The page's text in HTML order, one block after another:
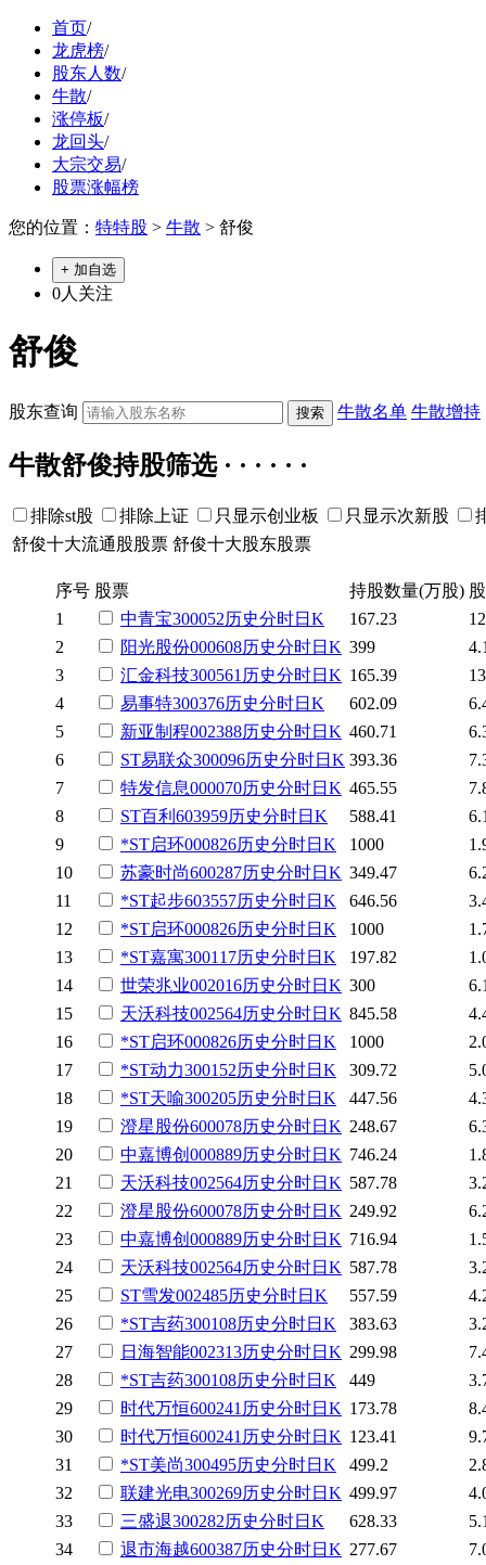
首页/
龙虎榜/
股东人数/
牛散/
涨停板/
龙回头/
大宗交易/
股票涨幅榜
您的位置： 特特股 > 牛散 > 舒俊
+ 加自选
0人关注
舒俊
股东查询 牛散名单 牛散增持
牛散舒俊持股筛选 · · · · · ·
排除st股 排除上证 只显示创业板 只显示次新股
舒俊十大流通股股票 舒俊十大股东股票
序号 股票 持股数量(万股)
1
中青宝300052历史分时日K 167.23
2
阳光股份000608历史分时日K 399
3
汇金科技300561 历史分时日K 165.39
4
易事特300376历史分时日K 602.09
5
新亚制程002388历史分时日K 460.71
6
ST易联众300096历史分时日K 393.36
7
特发信息000070历史分时日K 465.55
8
ST百利 603959历史分时日K 588.41
9
*ST启环000826历史分时日K 1000
10
苏豪时尚600287历史分时日K 349.47
11
*ST起步603557历史分时日K 646.56
12
*ST启环000826历史分时日K 1000
13
*ST嘉寓300117历史分时日K 197.82
14
世荣兆业002016历史分时日K 300
15
天沃科技002564历史分时日K 845.58
16
*ST启环000826历史分时日K 1000
17
*ST动力300152历史分时日K 309.72
18
*ST天喻300205历史分时日K 447.56
19
澄星股份600078历史分时日K 248.67
20
中嘉博创 000889历史分时日K 746.24
21
天沃科技002564历史分时日K 587.78
22
澄星股份600078历史分时日K 249.92
23
中嘉博创 000889历史分时日K 716.94
24
天沃科技002564历史分时日K 587.78
25
ST雪发002485历史分时日K 557.59
26
*ST吉药300108历史分时日K 383.63
27
日海智能002313历史分时日K 299.98
28
*ST吉药300108历史分时日K 449
29
时代万恒600241 历史分时日K 173.78
30
时代万恒600241 历史分时日K 123.41
31
*ST美尚300495历史分时日K 499.2
32
联建光电300269历史分时日K 499.97
33
三盛退300282历史分时日K 628.33
34
退市海越600387历史分时日K 277.67